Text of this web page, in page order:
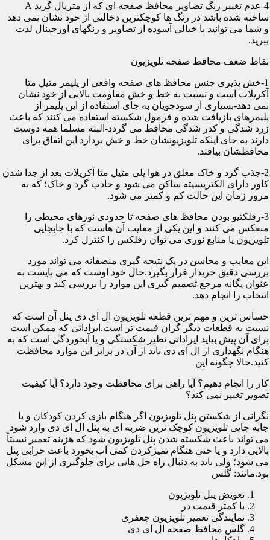
4-عدم تغییر رنگ تصاویر محافظ صفحه ای که از متریال گرید A
ساخته شده باشد در رنگ ها کوچکترین دخالتی از خود نشان نمی دهد
و شما می توانید با خیالی آسوده از تصاویر و رنگهای اورجینال لذت
ببرید.
نقاط ضعف محافظ صفحه تلویزیون
1-خش پذیری جنس محافظ های صفحه واقعی از پلیمر متیل متا
آکریلات است و نسبت به خط و خش مقاومت بالایی از خود نشان
نمی دهد-بسیاری از سودجویان به جای استفاده از این پلیمر از
پلیمرهای بازیافت شده و فرمول شکسته استفاده می کنند که باعث
زرد شدگی و کدر شدگی محافظ می گردد-البته مسلما همه دوست
دارند به جای اینکه تلویزیونشان خط و خش بردارد این اتفاق برای
محافظشان بیافتد.
2-جذب گرد و خاک معلق در هوا پلی متیل متا آکریلات بعد از جدا شدن
کاور دارای الکتریسیته ساکن می شود و جاذب گرد و خاک؛ که به
مرور زمان این حالت کم و کمتر می شود.
3-رفلکتیو بودن محافظ های صفحه تا حدودی نورهای محیطی را
منعکس می کنند و این یکی از معایب آن هاست که با جابجایی
تلویزیون یا منابع نوری می توان رفلکس را کنترل کرد.
این معایب و محاسن در یک نتیجه گیری منصفانه می تواند مورد
بررسی دقیق خریدار قرار بگیرد.حال خود اوست که می بایست به
عنوان یگانه مرجع تصمیم گیری این موارد را بررسی کند و بهترین
انتخاب را انجام دهد.
حساس ترین و مهم ترین قطعه تلویزیون ال ای دی پنل آن است که
نسبت به قطعات دیگر گران قیمت تر است.ایراداتی که ممکن است
برای آن پیش بیاید ایراداتی نظیر شکستگی و یا آبخوردگی است که به
هنگام نگهداری از ال ای دی باید از آن در برابر این موارد محافظت
کنید.حالا چگونه این
کار را انجام دهیم؟ آیا راهی برای محافظت وجود دارد؟ آیا کیفیت
تصویر تغییر نمی کند؟
نگرانی از شکستن پنل تلویزیون اگر هنگام بازی کردن کودکان و یا
جابه جایی تلویزیون کوچک ترین ضربه ای به پنل ال ای دی وارد شود
می تواند باعث شکسته شدن پنل تلویزیون شود که هزینه تعمیر نسبتاً
بالایی دارد و یا حتی هنگام تمیزکردن کمی آب بخورد باعث خرابی پنل
می شود؛ ولی باید به دنبال راه حل هایی برای جلوگیری از این مشکل
بود.مانند: گلس
تعویض پنل تلویزیون
با کمتر قیمت در
نمایندگی تعمیر تلویزیون جعفری
گلس محافظ صفحه ال ای دی